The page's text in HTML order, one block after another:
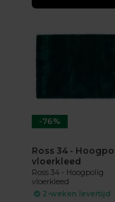
-76%
Ross 34 -
vloerkleed
Ross 34 - Hoogpolig
vloerkleed
2-weken levertijd